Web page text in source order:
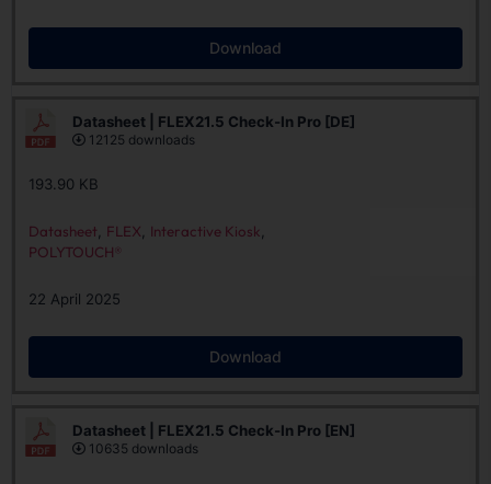
Download
Datasheet | FLEX21.5 Check-In Pro [DE]
12125 downloads
193.90 KB
Datasheet FLEX Interactive Kiosk
POLYTOUCH®
22 April 2025
Download
Datasheet | FLEX21.5 Check-In Pro [EN]
10635 downloads